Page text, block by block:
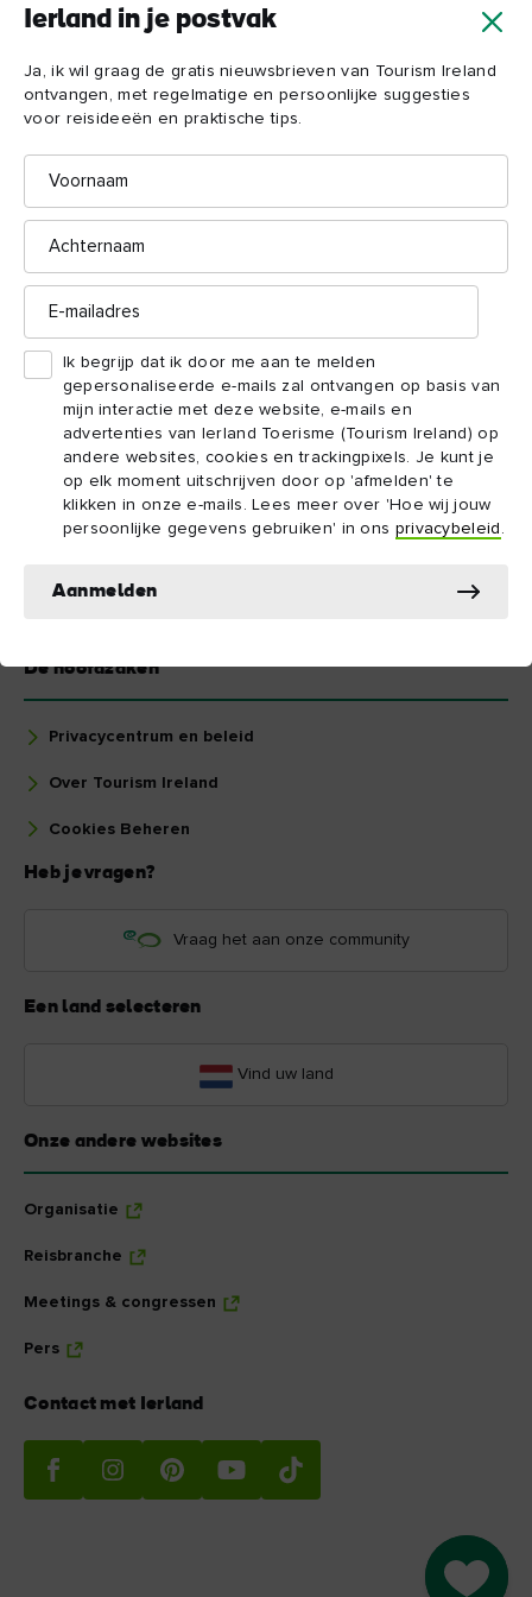
leuk
Go to
Ierland in je postvak
Ja, ik wil graag de gratis nieuwsbrieven van Tourism Ireland
ontvangen, met regelmatige en persoonlijke suggesties
voor reisideeën en praktische tips.
Voornaam
Achternaam
E-
mailadres
Ik begrijp dat ik door me aan te melden
gepersonaliseerde e-mails zal ontvangen op basis van
mijn interactie met deze website, e-mails en
advertenties van Ierland Toerisme (Tourism Ireland) op
andere websites, cookies en trackingpixels. Je kunt je
op elk moment uitschrijven door op 'afmelden' te
klikken in onze e-mails. Lees meer over 'Hoe wij jouw
persoonlijke gegevens gebruiken' in ons privacybeleid .
Aanmelden
suggesties voor reisideeën en praktische tips.
Achternaam
mailadres
mailadres
Ik begrijp dat ik door me aan te melden
van mijn interactie met deze website, e-mails en
kunt je op elk moment uitschrijven door op
'afmelden' te klikken in onze e-mails. Lees meer
over 'Hoe wij jouw persoonlijke gegevens
Aanmelden
De hoofdzaken
Privacycentrum en beleid
Over Tourism Ireland
Cookies Beheren
Heb je vragen?
Vraag het aan onze community
Een land selecteren
Vind uw land
Onze andere websites
Organisatie
Reisbranche
Meetings & congressen
Pers
Contact met Ierland